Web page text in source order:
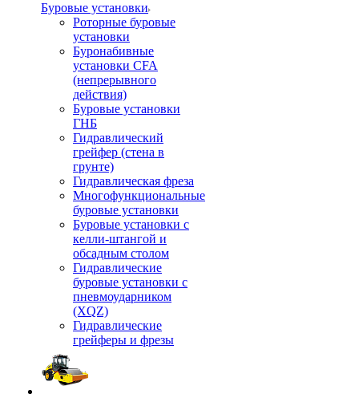
Буровые установки
Роторные буровые
установки
Буронабивные
установки CFA
(непрерывного
действия)
Буровые установки
ГНБ
Гидравлический
грейфер (стена в
грунте)
Гидравлическая фреза
Многофункциональные
буровые установки
Буровые установки с
келли-штангой и
обсадным столом
Гидравлические
буровые установки с
пневмоударником
(XQZ)
Гидравлические
грейферы и фрезы